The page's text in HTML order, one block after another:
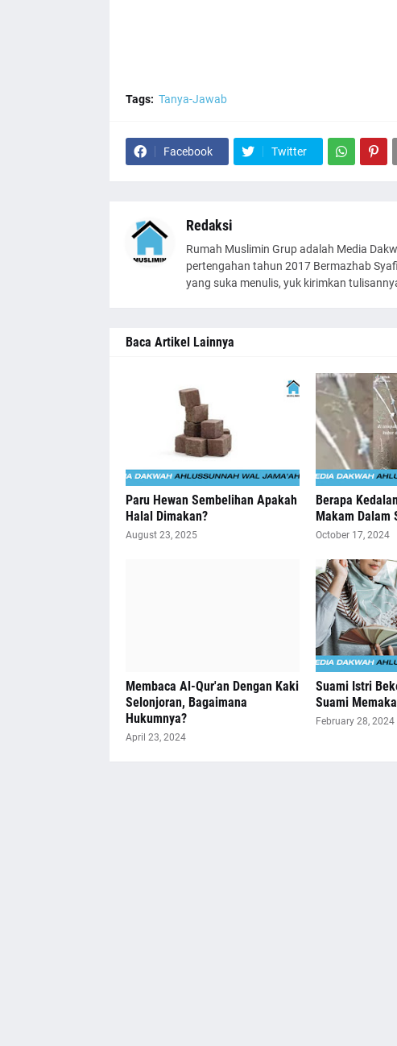
Tags: Tanya-Jawab
Facebook Twitter
Redaksi
Rumah Muslimin Grup adalah Media
pertengahan tahun 2017 Bermazhab
yang suka menulis, yuk kirimkan
Baca Artikel Lainnya
Paru Hewan Sembelihan Apakah
Halal Dimakan?
August 23, 2025
Berapa
Makam Dalam
October 17, 2024
Membaca Al-Qur'an Dengan Kaki
Selonjoran, Bagaimana
Hukumnya?
April 23, 2024
Suami Istri
Suami
February 28, 2024